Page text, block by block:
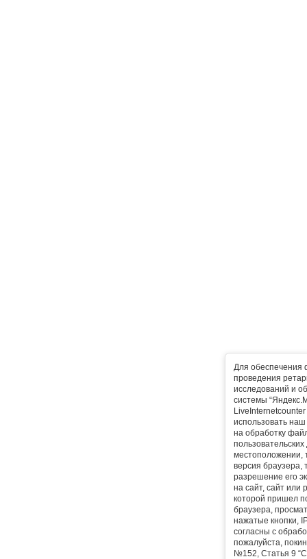
Для обеспечения
проведения
исследований и
системы
использовать
на обработку
местоположении,
версия браузера,
разрешение его
на сайт, сайт или
которой пришел
браузера,
нажатые кнопки,
согласны с
пожалуйста,
№152, Статья 9